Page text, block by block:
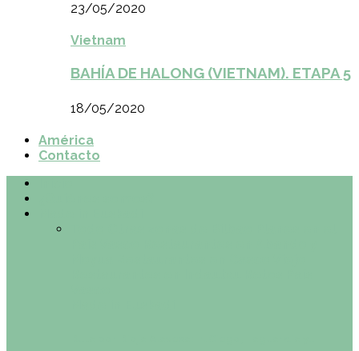
23/05/2020
Vietnam
BAHÍA DE HALONG (VIETNAM). ETAPA 5
18/05/2020
América
Contacto